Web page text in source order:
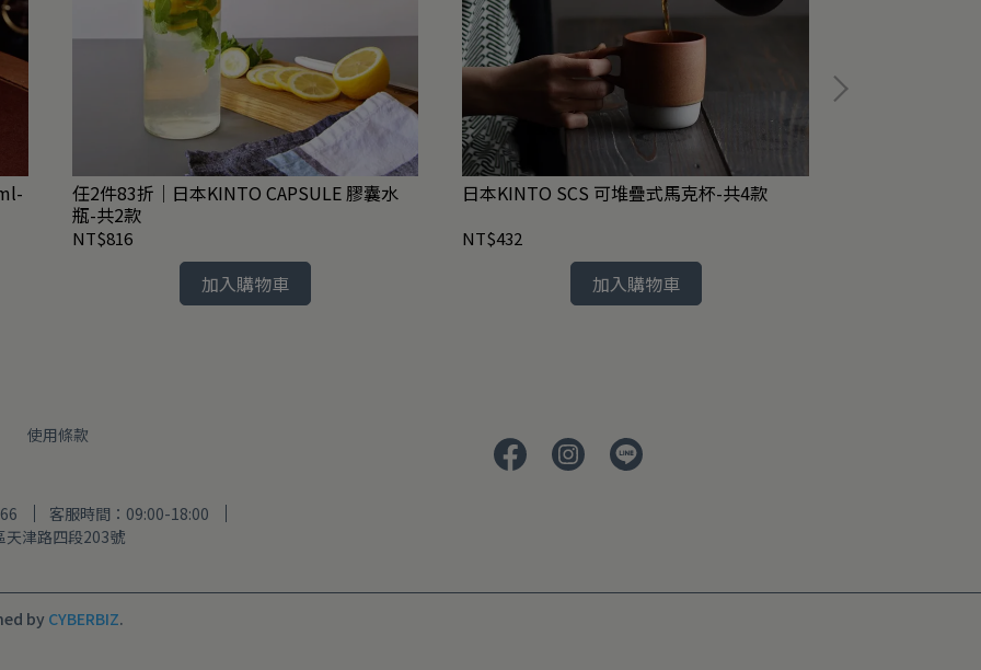
任2件83折｜日本KINTO CAPSULE 膠囊水
瓶-共2款
NT$816
加入購物車
日本KINTO SCS 可堆疊式馬克杯-共4款
NT$432
加入購物車
使用條款
客服時間：09:00-18:00
天津路四段203號
by CYBERBIZ.